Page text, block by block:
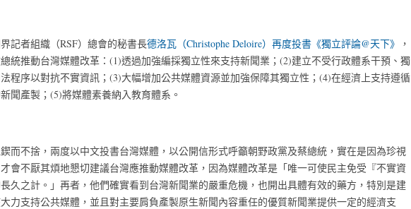
記者組織（RSF）總會的秘書長德洛瓦（Christophe Deloire）再度投書《獨立評論@天下》
，
統推動台灣媒體改革：(1)透過加強編採獨立性來支持新聞業；(2)建立不受行政體系干預、獨
程序以對抗不實資訊；(3)大幅增加公共媒體資源並加強保障其獨立性；(4)在經濟上支持遵循
聞產製；(5)將媒體素養納入教育體系。
而不捨，兩度以中文投書台灣媒體，以公開信形式呼籲朝野政黨及蔡總統，實在是因為珍視
會不厭其煩地懇切建議台灣應推動媒體改革，因為媒體改革是「唯一可使民主免受『不實資
久之計。」再者，他們確實看到台灣新聞業的嚴重危機，也開出具體有效的藥方，特別是建
力支持公共媒體，並且對主要肩負產製原生新聞內容重任的優質新聞業提供一定的經濟支